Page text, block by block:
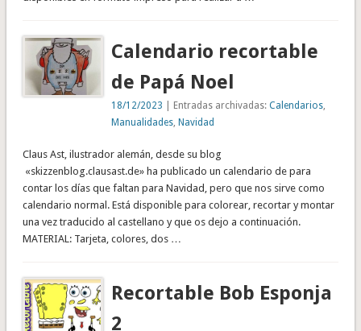
Calendario recortable
de Papá Noel
18/12/2023 | Entradas archivadas:Calendarios
Manualidades ,Navidad
Claus Ast, ilustrador alemán, desde su blog
«skizzenblog.clausast.de» ha publicado un calendario de para
contar los días que faltan para Navidad, pero que nos sirve como
calendario normal. Está disponible para colorear, recortar y montar
una vez traducido al castellano y que os dejo a continuación.
MATERIAL: Tarjeta, colores, dos …
Recortable Bob Esponja
2